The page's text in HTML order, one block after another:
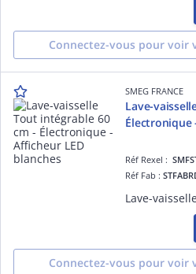
Connectez-vous pour voir
SMEG FRANCE
Lave-
Électronique
Réf Rexel :
Réf Fab :
Connectez-vous pour voir